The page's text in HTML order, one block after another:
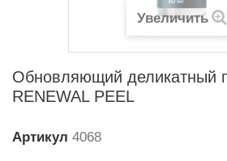
Увеличить
Обновляющий деликатный
RENEWAL PEEL
Артикул 4068